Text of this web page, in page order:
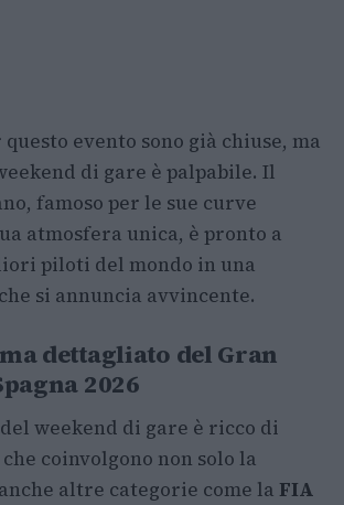
evento sono già chiuse, ma
di gare è palpabile. Il
famoso per le sue curve
atmosfera unica, è pronto a
piloti del mondo in una
si annuncia avvincente.
dettagliato del Gran
2026
weekend di gare è ricco di
coinvolgono non solo la
altre categorie come la FIA